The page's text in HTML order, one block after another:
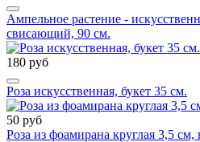
Ампельное растение -
свисающий, 90 см.
180 руб
Роза искусственная, букет 35 см.
50 руб
Роза из фоамирана круглая 3,5